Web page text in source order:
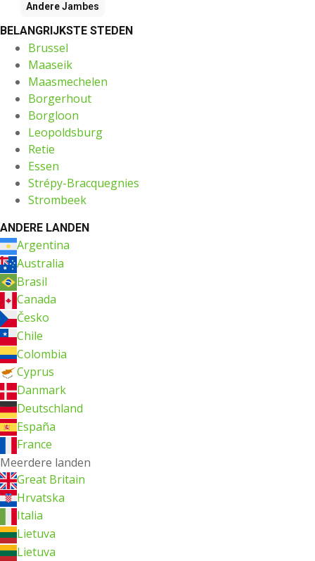
AndereJambes
BELANGRIJKSTE STEDEN
Brussel
Maaseik
Maasmechelen
Borgerhout
Borgloon
Leopoldsburg
Retie
Essen
Strépy-Bracquegnies
Strombeek
ANDERE LANDEN
Argentina
Australia
Brasil
Canada
Česko
Chile
Colombia
Cyprus
Danmark
Deutschland
España
France
Meerdere landen
Great Britain
Hrvatska
Italia
Lietuva
Lietuva